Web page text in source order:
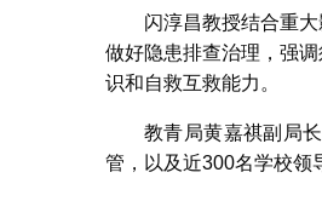
闪淳昌教授结合重
做好隐患排查治理，强
识和自救互救能力。
教青局黄嘉祺副局
管，以及近300名学校领